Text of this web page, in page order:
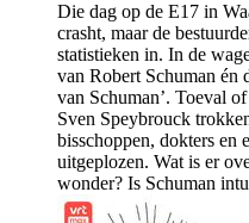
Die dag op de E17 in
crasht, maar de
statistieken in. In de
van Robert Schuman én
van Schuman’. Toeval
Sven Speybrouck
bisschoppen, dokters en
uitgeplozen. Wat is er
wonder? Is Schuman